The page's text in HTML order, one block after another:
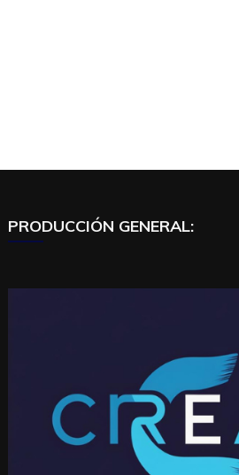
PRODUCCIÓN GENERAL: